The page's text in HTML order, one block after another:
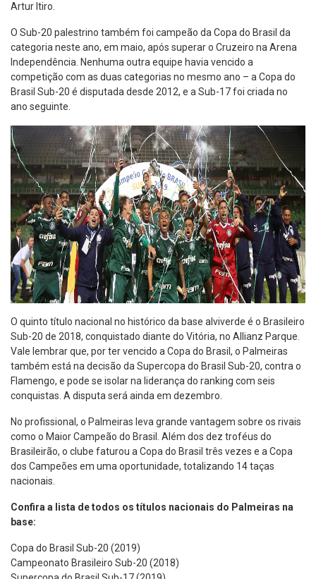
Artur Itiro.
O Sub-20 palestrino também foi campeão da Copa do Brasil da
categoria neste ano, em maio, após superar o Cruzeiro na Arena
Independência. Nenhuma outra equipe havia vencido a
competição com as duas categorias no mesmo ano – a Copa do
Brasil Sub-20 é disputada desde 2012, e a Sub-17 foi criada no
ano seguinte.
O quinto título nacional no histórico da base alviverde é o Brasileiro
Sub-20 de 2018, conquistado diante do Vitória, no Allianz Parque.
Vale lembrar que, por ter vencido a Copa do Brasil, o Palmeiras
também está na decisão da Supercopa do Brasil Sub-20, contra o
Flamengo, e pode se isolar na liderança do ranking com seis
conquistas. A disputa será ainda em dezembro.
No profissional, o Palmeiras leva grande vantagem sobre os rivais
como o Maior Campeão do Brasil. Além dos dez troféus do
Brasileirão, o clube faturou a Copa do Brasil três vezes e a Copa
dos Campeões em uma oportunidade, totalizando 14 taças
nacionais.
Confira a lista de todos os títulos nacionais do Palmeiras na
base:
Copa do Brasil Sub-20 (2019)
Campeonato Brasileiro Sub-20 (2018)